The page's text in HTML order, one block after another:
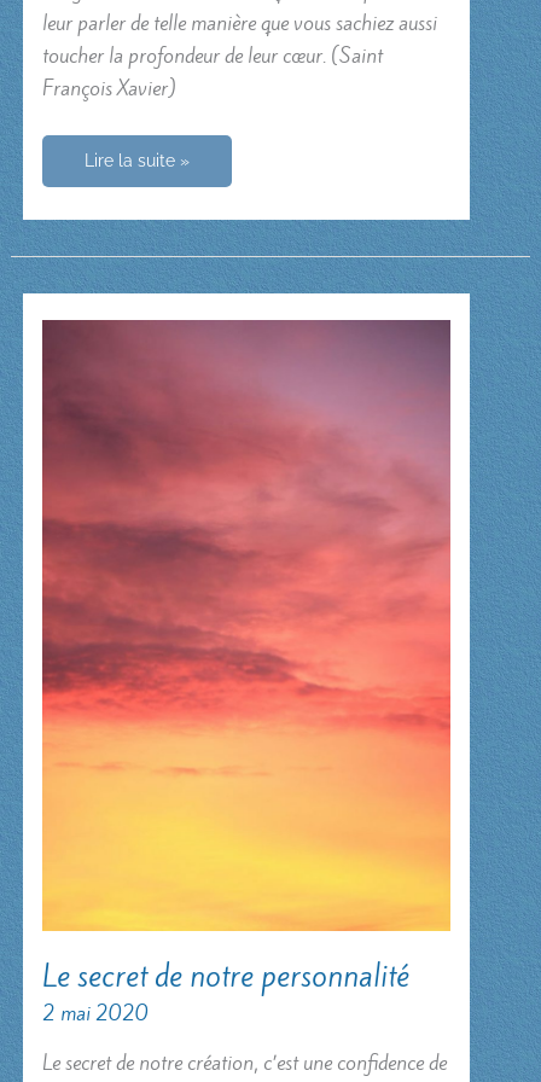
leur parler de telle manière que vous sachiez aussi
toucher la profondeur de leur cœur. (Saint
François Xavier)
Petite
pour
catéchètes
Lire la suite »
Le secret de notre personnalité
2 mai 2020
Le secret de notre création, c’est une confidence de